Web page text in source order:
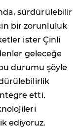
sürdürülebilir
bir zorunluluk
ister Çinli
geleceğe
durumu şöyle
etti.
ediyoruz.